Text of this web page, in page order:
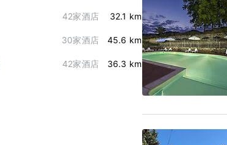
42家酒店 32.1 km
30家酒店 45.6 km
42家酒店 36.3 km